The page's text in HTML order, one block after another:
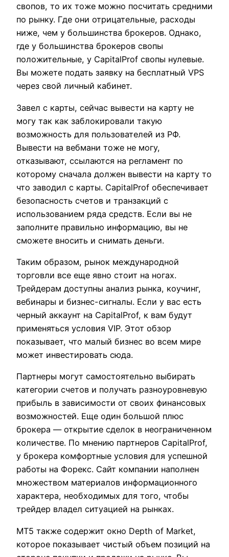
свопов, то их тоже можно посчитать средними
по рынку. Где они отрицательные, расходы
ниже, чем у большинства брокеров. Однако,
где у большинства брокеров свопы
положительные, у CapitalProf свопы нулевые.
Вы можете подать заявку на бесплатный VPS
через свой личный кабинет.
Завел с карты, сейчас вывести на карту не
могу так как заблокировали такую
возможность для пользователей из РФ.
Вывести на вебмани тоже не могу,
отказывают, ссылаются на регламент по
которому сначала должен вывести на карту то
что заводил с карты. CapitalProf обеспечивает
безопасность счетов и транзакций с
использованием ряда средств. Если вы не
заполните правильно информацию, вы не
сможете вносить и снимать деньги.
Таким образом, рынок международной
торговли все еще явно стоит на ногах.
Трейдерам доступны анализ рынка, коучинг,
вебинары и бизнес-сигналы. Если у вас есть
черный аккаунт на CapitalProf, к вам будут
применяться условия VIP. Этот обзор
показывает, что малый бизнес во всем мире
может инвестировать сюда.
Партнеры могут самостоятельно выбирать
категории счетов и получать разноуровневую
прибыль в зависимости от своих финансовых
возможностей. Еще один большой плюс
брокера — открытие сделок в неограниченном
количестве. По мнению партнеров CapitalProf,
у брокера комфортные условия для успешной
работы на Форекс. Сайт компании наполнен
множеством материалов информационного
характера, необходимых для того, чтобы
трейдер владел ситуацией на рынках.
MT5 также содержит окно Depth of Market,
которое показывает чистый объем позиций на